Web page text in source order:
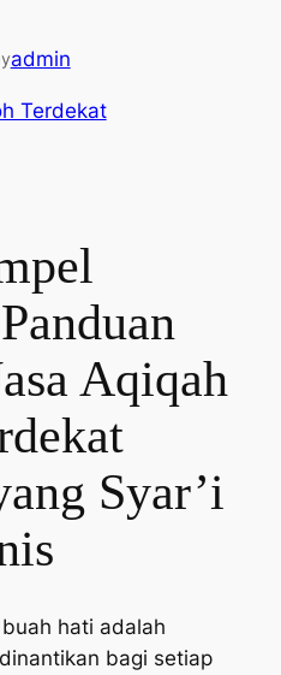
admin
Terdekat
Aqiqah
Syar’i
hati adalah
bagi setiap